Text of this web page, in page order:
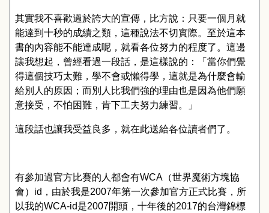
其實我不喜歡過於誇大的宣傳，比方說：只要一個月就
能達到十秒的成績之類，這種說法不切實際。至於這本
書的內容能不能達成呢，就看各位努力的程度了。這邊
讓我想起，曾經看過一段話，是這樣說的：「當你們覺
得這個技巧太難，學不會或懶得學，這就是為什麼會輸
給別人的原因；而別人比我們強的理由也是因為他們願
意接受，不怕困難，肯下工夫努力練習。」
這段話也讓我受益良多，就在此送給各位讀者們了。
有參加過官方比賽的人都會有WCA （世界魔術方塊協
會） id ，由於我是2007年第一次參加官方正式比賽，所
以我的WCA-id是2007開頭，十年後的2017的台灣錦標